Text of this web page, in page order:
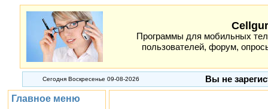
Программы для мобильных
пользователей, форум,
Сегодня Воскресенье 09-08-2026 Вы не
Главное меню